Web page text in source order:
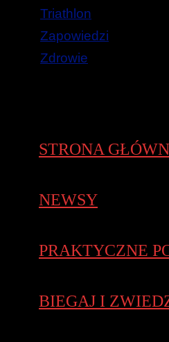
Triathlon
Zapowiedzi
Zdrowie
STRONA
NEWSY
PRAKTYCZNE
BIEGAJ I